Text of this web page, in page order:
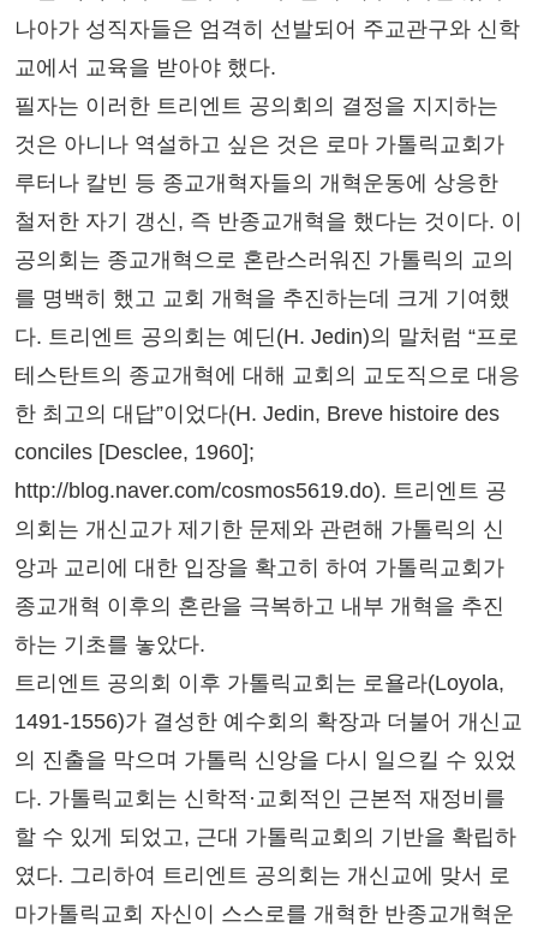
나아가 성직자들은 엄격히 선발되어 주교관구와 신학
교에서 교육을 받아야 했다.
필자는 이러한 트리엔트 공의회의 결정을 지지하는
것은 아니나 역설하고 싶은 것은 로마 가톨릭교회가
루터나 칼빈 등 종교개혁자들의 개혁운동에 상응한
철저한 자기 갱신, 즉 반종교개혁을 했다는 것이다. 이
공의회는 종교개혁으로 혼란스러워진 가톨릭의 교의
를 명백히 했고 교회 개혁을 추진하는데 크게 기여했
다. 트리엔트 공의회는 예딘(H. Jedin)의 말처럼 “프로
테스탄트의 종교개혁에 대해 교회의 교도직으로 대응
한 최고의 대답”이었다(H. Jedin, Breve histoire des
conciles [Desclee, 1960];
http://blog.naver.com/cosmos5619.do). 트리엔트 공
의회는 개신교가 제기한 문제와 관련해 가톨릭의 신
앙과 교리에 대한 입장을 확고히 하여 가톨릭교회가
종교개혁 이후의 혼란을 극복하고 내부 개혁을 추진
하는 기초를 놓았다.
트리엔트 공의회 이후 가톨릭교회는 로욜라(Loyola,
1491-1556)가 결성한 예수회의 확장과 더불어 개신교
의 진출을 막으며 가톨릭 신앙을 다시 일으킬 수 있었
다. 가톨릭교회는 신학적·교회적인 근본적 재정비를
할 수 있게 되었고, 근대 가톨릭교회의 기반을 확립하
였다. 그리하여 트리엔트 공의회는 개신교에 맞서 로
마가톨릭교회 자신이 스스로를 개혁한 반종교개혁운